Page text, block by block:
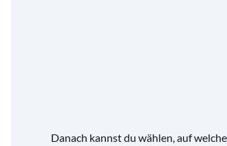
Danach kannst du wählen, auf